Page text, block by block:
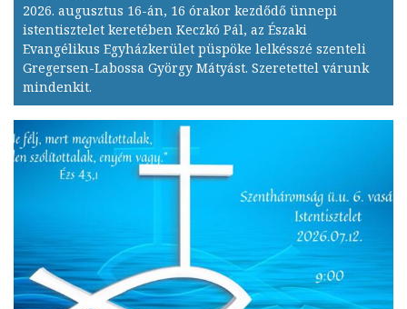
2026. augusztus 16-án, 16 órakor kezdődő ünnepi
istentisztelet keretében Keczkó Pál, az Északi
Evangélikus Egyházkerület püspöke lelkésszé szenteli
Gregersen-Labossa György Mátyást. Szeretettel várunk
mindenkit.